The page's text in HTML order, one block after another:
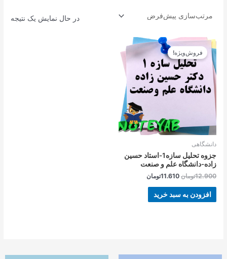
در حال نمایش یک نتیجه
فروش‌ویژه!
دانشگاهی
جزوه تحلیل سازه1-استاد حسین
زاده-دانشگاه علم و صنعت
12.900تومان
قیمت
اصلی
12.900تومان
بود.
11.610تومان
قیمت
11.610تومان
است.
افزودن به سبد خرید